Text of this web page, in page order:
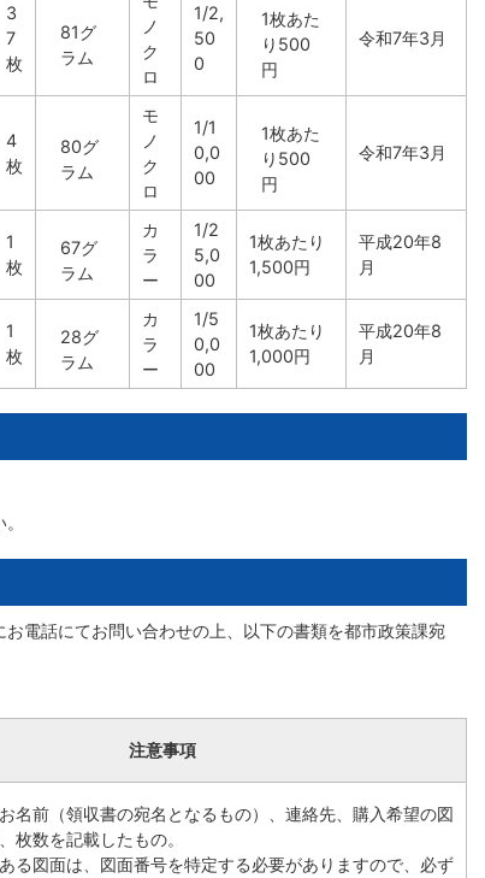
3
7
枚
81グ
ラム
ノ
ク
ロ
1/2,
50
0
1枚あた
り500
円
令和7年3月
4
枚
80グ
ラム
モ
ノ
ク
ロ
1/1
0,0
00
1枚あた
り500
円
令和7年3月
1
枚
67グ
ラム
カ
ラ
ー
1/2
5,0
00
1枚あたり
1,500円
平成20年8
月
1
枚
28グ
ラム
カ
ラ
ー
1/5
0,0
00
1枚あたり
1,000円
平成20年8
月
電話にてお問い合わせの上、以下の書類を都市政策課宛
注意事項
名前（領収書の宛名となるもの）、連絡先、購入希望の図
枚数を記載したもの。
る図面は、図面番号を特定する必要がありますので、必ず